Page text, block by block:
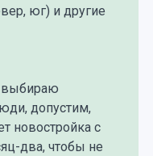
юг) и другие
выбираю
допустим,
новостройка с
два, чтобы не